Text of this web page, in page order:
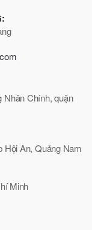
Nhân Chính, quận
Hội An, Quảng Nam
Minh